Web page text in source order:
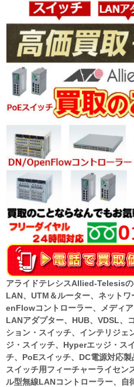
アライドテレシスAllied-Telesis
LAN、UTM＆ルーター、ネット
enFlowコントローラー、メディ
LANアダプター、HUB、VDSL、
ション・スイッチ、インテリジェ
ジ・スイッチ、Hyperエッジ・ス
チ、PoEスイッチ、DC電源対応製
スイッチ用フィーチャーライセン
ル型無線LANコントローラー、自